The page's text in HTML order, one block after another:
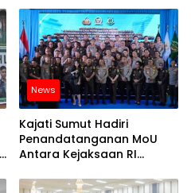
News
Kajati Sumut Hadiri
Penandatanganan MoU
Antara Kejaksaan RI
dan KUHAP Baru